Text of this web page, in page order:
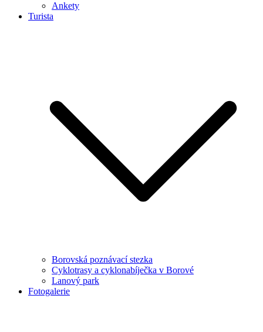
Ankety
Turista
Borovská poznávací stezka
Cyklotrasy a cyklonabíječka v Borové
Lanový park
Fotogalerie